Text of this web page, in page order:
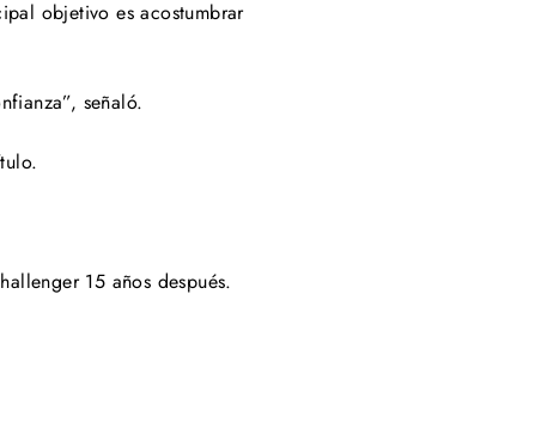
objetivo es acostumbrar
señaló.
15 años después.